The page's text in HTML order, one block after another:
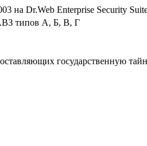
на Dr.Web Enterprise Security
типов А, Б, В, Г
государственную